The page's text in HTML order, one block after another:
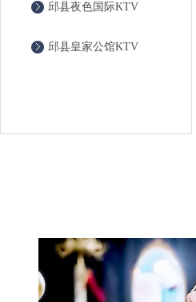
邱县夜色国际KTV
邱县皇家公馆KTV